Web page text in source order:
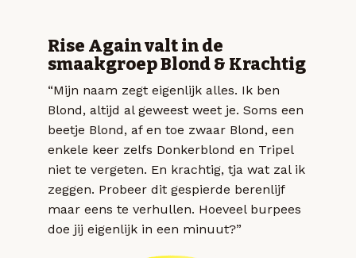
Rise Again valt in de
smaakgroep Blond & Krachtig
“Mijn naam zegt eigenlijk alles. Ik ben
Blond, altijd al geweest weet je. Soms een
beetje Blond, af en toe zwaar Blond, een
enkele keer zelfs Donkerblond en Tripel
niet te vergeten. En krachtig, tja wat zal ik
zeggen. Probeer dit gespierde berenlijf
maar eens te verhullen. Hoeveel burpees
doe jij eigenlijk in een minuut?”